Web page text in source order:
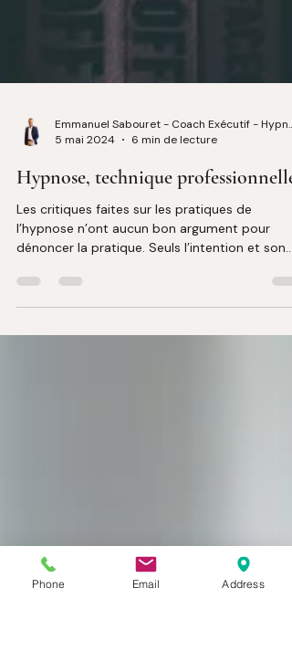
Emmanuel Sabouret - Coach Exécutif - Hypnologue
5 mai 2024
6 min de lecture
Hypnose, technique professionnelle
Les critiques faites sur les pratiques de
l’hypnose n’ont aucun bon argument pour
Phone Email Address